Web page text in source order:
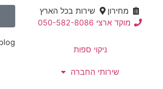
מחירון
שירות בכל הארץ
מוקד ארצי 050-582-8086
ניקוי ספות
שירותי החברה